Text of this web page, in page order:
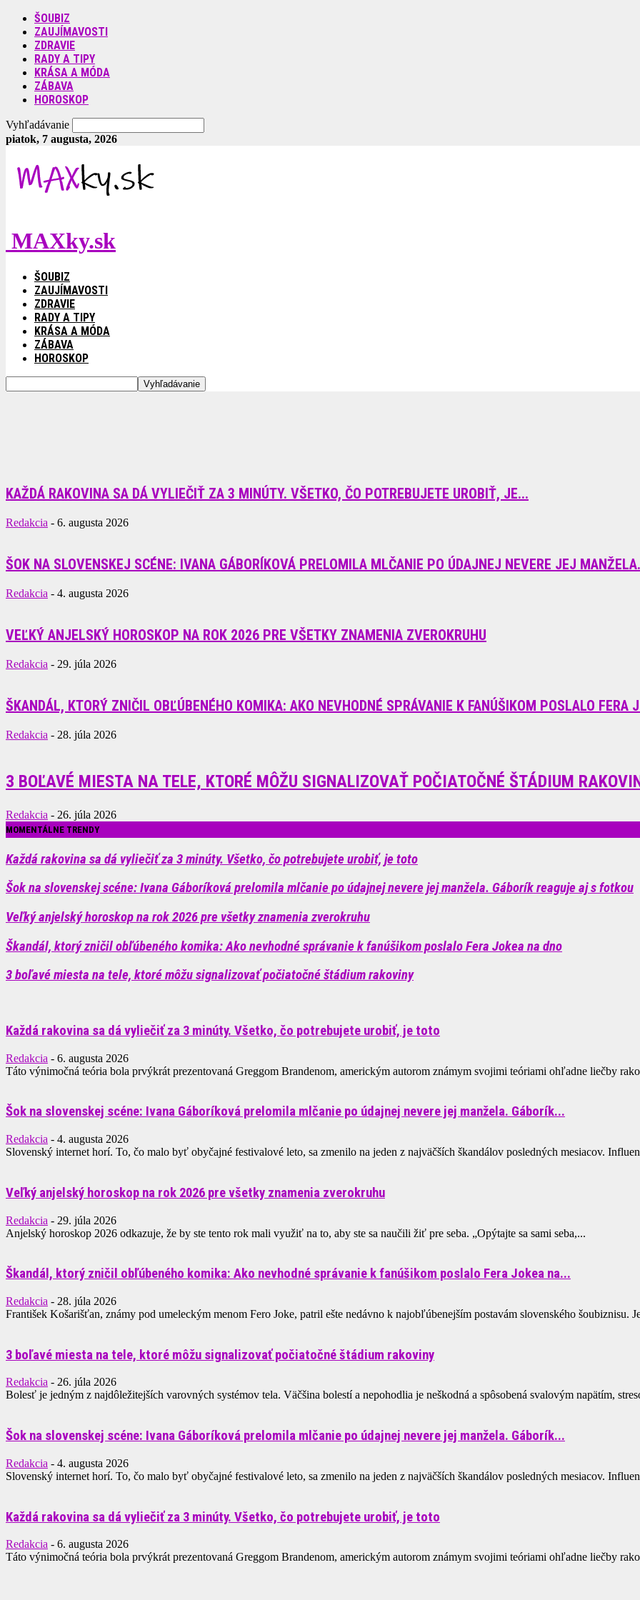
ŠOUBIZ
ZAUJÍMAVOSTI
ZDRAVIE
RADY A TIPY
KRÁSA A MÓDA
ZÁBAVA
HOROSKOP
Vyhľadávanie
piatok, 7 augusta, 2026
MAXky.sk
ŠOUBIZ
ZAUJÍMAVOSTI
ZDRAVIE
RADY A TIPY
KRÁSA A MÓDA
ZÁBAVA
HOROSKOP
KAŽDÁ RAKOVINA SA DÁ VYLIEČIŤ ZA 3 MINÚTY. VŠETKO, ČO POTREBUJETE UROBIŤ, JE...
Redakcia - 6. augusta 2026
ŠOK NA SLOVENSKEJ SCÉNE: IVANA GÁBORÍKOVÁ PRELOMILA MLČANIE PO ÚDAJNEJ NEVERE JEJ
Redakcia - 4. augusta 2026
VEĽKÝ ANJELSKÝ HOROSKOP NA ROK 2026 PRE VŠETKY ZNAMENIA ZVEROKRUHU
Redakcia - 29. júla 2026
ŠKANDÁL, KTORÝ ZNIČIL OBĽÚBENÉHO KOMIKA: AKO NEVHODNÉ SPRÁVANIE K FANÚŠIKOM POSLALO FERA
Redakcia - 28. júla 2026
3 BOĽAVÉ MIESTA NA TELE, KTORÉ MÔŽU SIGNALIZOVAŤ POČIATOČNÉ ŠTÁDIUM
Redakcia - 26. júla 2026
MOMENTÁLNE TRENDY
Každá rakovina sa dá vyliečiť za 3 minúty. Všetko, čo potrebujete urobiť, je toto
Šok na slovenskej scéne: Ivana Gáboríková prelomila mlčanie po údajnej nevere jej manžela. Gáborík reaguje aj s fotkou
Veľký anjelský horoskop na rok 2026 pre všetky znamenia zverokruhu
Škandál, ktorý zničil obľúbeného komika: Ako nevhodné správanie k fanúšikom poslalo Fera Jokea na dno
3 boľavé miesta na tele, ktoré môžu signalizovať počiatočné štádium rakoviny
Každá rakovina sa dá vyliečiť za 3 minúty. Všetko, čo potrebujete urobiť, je toto
Redakcia - 6. augusta 2026
Táto výnimočná teória bola prvýkrát prezentovaná Greggom Brandenom, americkým autorom známym svojimi teóriami ohľadne liečby
Šok na slovenskej scéne: Ivana Gáboríková prelomila mlčanie po údajnej nevere jej manžela. Gáborík...
Redakcia - 4. augusta 2026
Slovenský internet horí. To, čo malo byť obyčajné festivalové leto, sa zmenilo na jeden z najväčších škandálov posledných mesiacov.
Veľký anjelský horoskop na rok 2026 pre všetky znamenia zverokruhu
Redakcia - 29. júla 2026
Anjelský horoskop 2026 odkazuje, že by ste tento rok mali využiť na to, aby ste sa naučili žiť pre seba. „Opýtajte sa sami seba,...
Škandál, ktorý zničil obľúbeného komika: Ako nevhodné správanie k fanúšikom poslalo Fera Jokea na...
Redakcia - 28. júla 2026
František Košarišťan, známy pod umeleckým menom Fero Joke, patril ešte nedávno k najobľúbenejším postavám slovenského šoubiznisu.
3 boľavé miesta na tele, ktoré môžu signalizovať počiatočné štádium rakoviny
Redakcia - 26. júla 2026
Bolesť je jedným z najdôležitejších varovných systémov tela. Väčšina bolestí a nepohodlia je neškodná a spôsobená svalovým napätím,
Šok na slovenskej scéne: Ivana Gáboríková prelomila mlčanie po údajnej nevere jej manžela. Gáborík...
Redakcia - 4. augusta 2026
Slovenský internet horí. To, čo malo byť obyčajné festivalové leto, sa zmenilo na jeden z najväčších škandálov posledných mesiacov.
Každá rakovina sa dá vyliečiť za 3 minúty. Všetko, čo potrebujete urobiť, je toto
Redakcia - 6. augusta 2026
Táto výnimočná teória bola prvýkrát prezentovaná Greggom Brandenom, americkým autorom známym svojimi teóriami ohľadne liečby